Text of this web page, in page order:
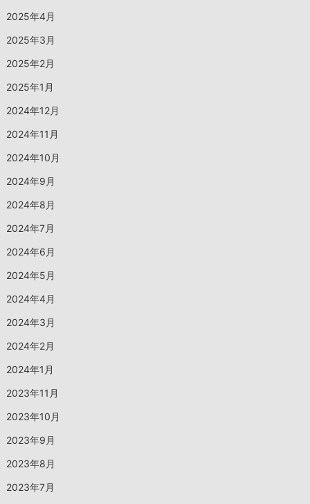
2025年4月
2025年3月
2025年2月
2025年1月
2024年12月
2024年11月
2024年10月
2024年9月
2024年8月
2024年7月
2024年6月
2024年5月
2024年4月
2024年3月
2024年2月
2024年1月
2023年11月
2023年10月
2023年9月
2023年8月
2023年7月